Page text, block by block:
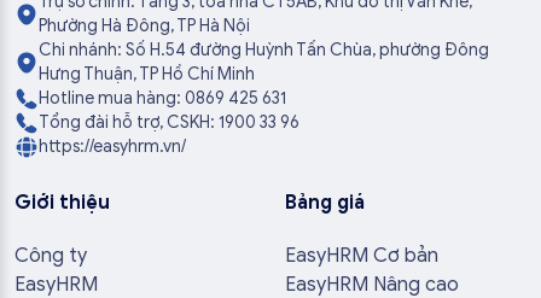
Phường Hà Đông, TP Hà Nội
Chi nhánh: Số H.54 đường Huỳnh Tấn Chùa, phường Đông
Hưng Thuận, TP Hồ Chí Minh
Hotline mua hàng: 0869 425 631
Tổng đài hỗ trợ, CSKH: 1900 33 96
https://easyhrm.vn/
Giới thiệu
Công ty
EasyHRM
Bảng giá
EasyHRM Cơ bản
EasyHRM Nâng cao